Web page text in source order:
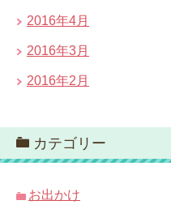
2016年4月
2016年3月
2016年2月
カテゴリー
お出かけ